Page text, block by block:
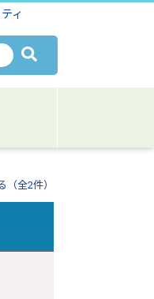
ィ
（全2件）